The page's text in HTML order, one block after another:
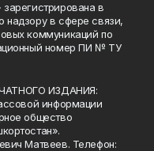
в
надзору в сфере связи,
коммуникаций по
номер ПИ № ТУ
ИЗДАНИЯ:
информации
общество
Матвеев. Телефон: